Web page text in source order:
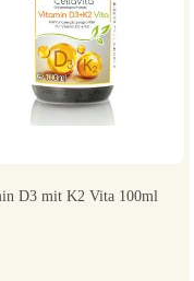
D3 mit K2 Vita 100ml